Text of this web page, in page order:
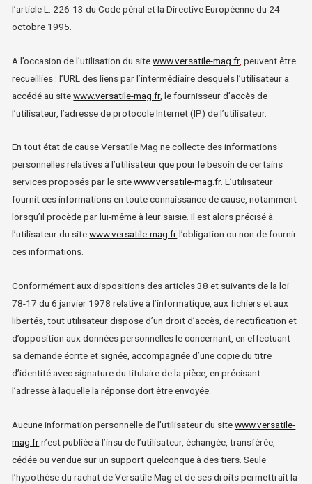
l’article L. 226-13 du Code pénal et la Directive Européenne du 24
octobre 1995.
A l’occasion de l’utilisation du sitewww.versatile-mag.fr, peuvent être
recueillies : l’URL des liens par l’intermédiaire desquels l’utilisateur a
accédé au site www.versatile-mag.fr, le fournisseur d’accès de
l’utilisateur, l’adresse de protocole Internet (IP) de l’utilisateur.
En tout état de cause Versatile Mag ne collecte des informations
personnelles relatives à l’utilisateur que pour le besoin de certains
services proposés par le site www.versatile-mag.fr. L’utilisateur
fournit ces informations en toute connaissance de cause, notamment
lorsqu’il procède par lui-même à leur saisie. Il est alors précisé à
l’utilisateur du sitewww.versatile-mag.frl’obligation ou non de fournir
ces informations.
Conformément aux dispositions des articles 38 et suivants de la loi
78-17 du 6 janvier 1978 relative à l’informatique, aux fichiers et aux
libertés, tout utilisateur dispose d’un droit d’accès, de rectification et
d’opposition aux données personnelles le concernant, en effectuant
sa demande écrite et signée, accompagnée d’une copie du titre
d’identité avec signature du titulaire de la pièce, en précisant
l’adresse à laquelle la réponse doit être envoyée.
Aucune information personnelle de l’utilisateur du site www.versatile-
mag.frn’est publiée à l’insu de l’utilisateur, échangée, transférée,
cédée ou vendue sur un support quelconque à des tiers. Seule
l’hypothèse du rachat de Versatile Mag et de ses droits permettrait la